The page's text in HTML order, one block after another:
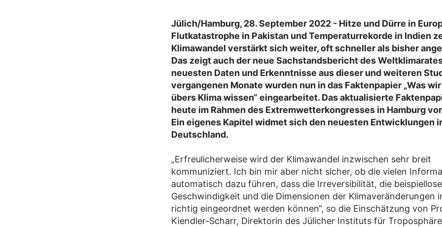
Jülich/Hamburg, 28. September 2022 - Hitze und Dürre in
Flutkatastrophe in Pakistan und Temperaturrekorde in Indien
Klimawandel verstärkt sich weiter, oft schneller als bisher
Das zeigt auch der neue Sachstandsbericht des
neuesten Daten und Erkenntnisse aus dieser und weiteren
vergangenen Monate wurden nun in das Faktenpapier „Was
übers Klima wissen“ eingearbeitet. Das aktualisierte
heute im Rahmen des Extremwetterkongresses in Hamburg
Ein eigenes Kapitel widmet sich den neuesten Entwicklungen
Deutschland.
„Erfreulicherweise wird der Klimawandel inzwischen sehr breit
kommuniziert. Ich bin mir aber nicht sicher, ob die vielen
automatisch dazu führen, dass die Irreversibilität, die beispiellose
Geschwindigkeit und die Dimensionen der Klimaveränderungen
richtig eingeordnet werden können“, so die Einschätzung von
Kiendler-Scharr, Direktorin des Jülicher Instituts für